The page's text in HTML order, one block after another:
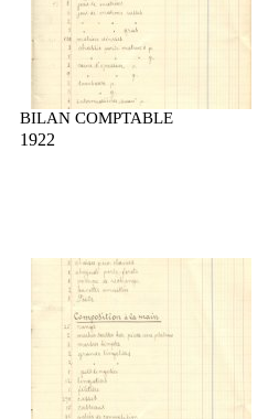
BILAN COMPTABLE
1922